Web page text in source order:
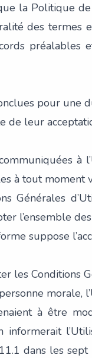
que la
des
pour une
de leur
à tout moment
Générales
l’ensemble
suppose
les
à être
informerait
dans les